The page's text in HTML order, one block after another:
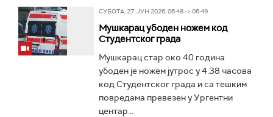
СУБОТА, 27. ЈУН 2026, 06:48 -> 06:49
Мушкарац убоден ножем код
Студентског града
Мушкарац стар око 40 година
убоден је ножем јутрос у 4.38 часова
код Студентског града и са тешким
повредама превезен у Ургентни
центар...